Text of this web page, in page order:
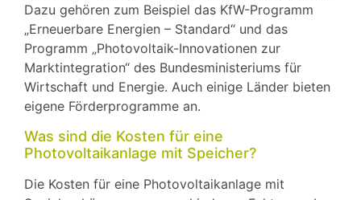
Dazu gehören zum Beispiel das KfW-Programm
„Erneuerbare Energien – Standard“ und das
Programm „Photovoltaik-Innovationen zur
Marktintegration“ des Bundesministeriums für
Wirtschaft und Energie. Auch einige Länder bieten
eigene Förderprogramme an.
Was sind die Kosten für eine
Photovoltaikanlage mit Speicher?
Die Kosten für eine Photovoltaikanlage mit